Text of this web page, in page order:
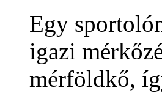
Egy
igazi
mérföldkő,